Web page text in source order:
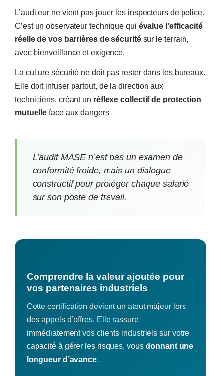
L’auditeur ne vient pas jouer les inspecteurs de police.
C’est un observateur technique quiévalue l’efficacité
réelle de vos barrières de sécurité sur le terrain,
avec bienveillance et exigence.
La culture sécurité ne doit pas rester dans les bureaux.
Elle doit infuser partout, de la direction aux
techniciens, créant un réflexe collectif de protection
mutuelle face aux dangers.
L’audit MASE n’est pas un examen de
conformité froide, mais un dialogue
constructif pour protéger chaque salarié
sur son poste de travail.
Comprendre la valeur ajoutée pour
vos partenaires industriels
Cette certification devient un atout majeur lors
des appels d’offres. Elle rassure
immédiatement vos clients industriels sur votre
capacité à gérer les risques, vousdonnant une
longueur d’avance.